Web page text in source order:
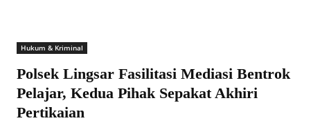
Hukum & Kriminal
Polsek Lingsar Fasilitasi Mediasi Bentrok
Pelajar, Kedua Pihak Sepakat Akhiri
Pertikaian